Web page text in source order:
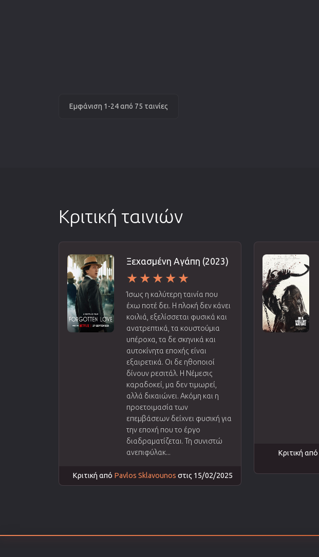
Εμφάνιση 1-24 από 75 ταινίες
Κριτική ταινιών
Ξεχασμένη Αγάπη (2023)
Ίσως η καλύτερη ταινία που
έχω ποτέ δει. Η πλοκή δεν κάνει
κοιλιά, εξελίσσεται φυσικά και
ανατρεπτικά, τα κουστούμια
υπέροχα, τα δε σκηνικά και
αυτοκίνητα εποχής είναι
εξαιρετικά. Οι δε ηθοποιοί
δίνουν ρεσιτάλ. Η Νέμεσις
καραδοκεί, μα δεν τιμωρεί,
αλλά δικαιώνει. Ακόμη και η
προετοιμασία των
επεμβάσεων δείχνει φυσική για
την εποχή που το έργο
διαδραματίζεται. Τη συνιστώ
ανεπιφύλακ...
Κριτική από Pavlos Sklavounos στις 15/02/2025
Κριτική από